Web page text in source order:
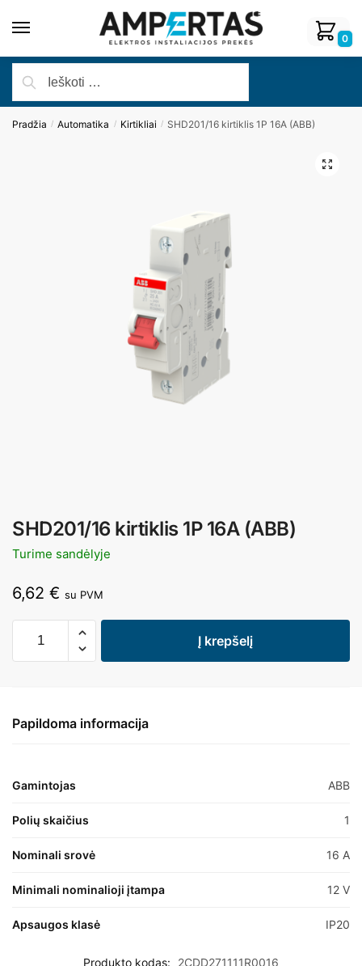
0
Pradžia / Automatika / Kirtikliai / SHD201/16 kirtiklis 1P 16A (ABB)
🔍
SHD201/16 kirtiklis 1P 16A (ABB)
Turime sandėlyje
6,62 € su PVM
Į krepšelį
Papildoma informacija
Gamintojas ABB
Polių skaičius 1
Nominali srovė 16 A
Minimali nominalioji įtampa 12 V
Apsaugos klasė IP20
Produkto kodas:
2CDD271111R0016